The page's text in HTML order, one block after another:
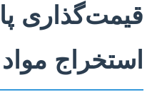
قیمت‌گذاری
استخراج